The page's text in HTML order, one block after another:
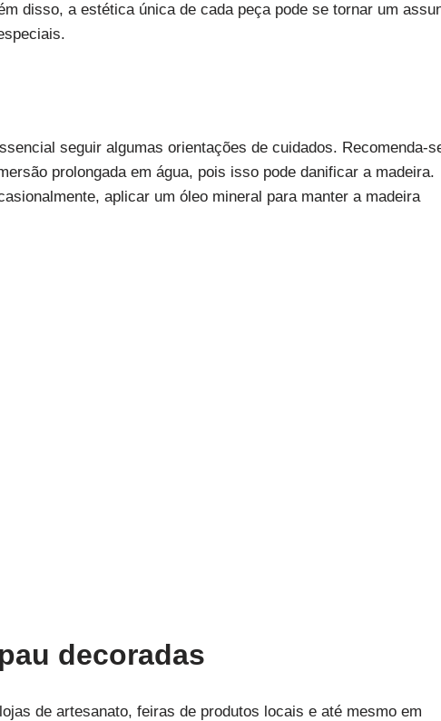
disso, a estética única de cada peça pode se tornar um
seguir algumas orientações de cuidados. Recomenda-
prolongada em água, pois isso pode danificar a madeira.
aplicar um óleo mineral para manter a madeira
decoradas
de artesanato, feiras de produtos locais e até mesmo em